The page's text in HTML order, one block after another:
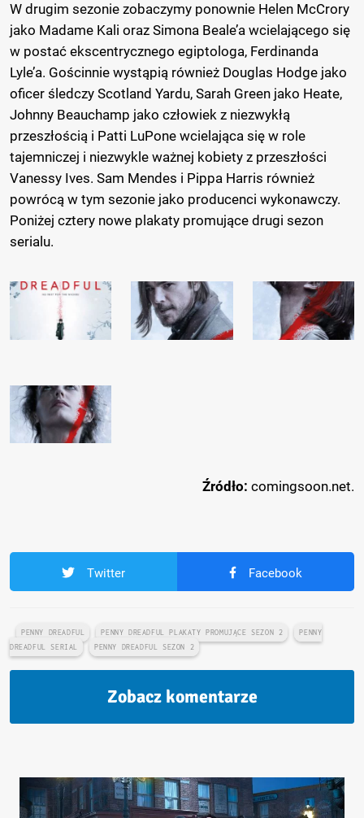
W drugim sezonie zobaczymy ponownie Helen McCrory
jako Madame Kali oraz Simona Beale’a wcielającego się
w postać ekscentrycznego egiptologa, Ferdinanda
Lyle’a. Gościnnie wystąpią również Douglas Hodge jako
oficer śledczy Scotland Yardu, Sarah Green jako Heate,
Johnny Beauchamp jako człowiek z niezwykłą
przeszłością i Patti LuPone wcielająca się w role
tajemniczej i niezwykle ważnej kobiety z przeszłości
Vanessy Ives. Sam Mendes i Pippa Harris również
powrócą w tym sezonie jako producenci wykonawczy.
Poniżej cztery nowe plakaty promujące drugi sezon
serialu.
Źródło: comingsoon.net.
Twitter Facebook
PENNY DREADFUL PENNY DREADFUL PLAKATY PROMUJĄCE SEZON 2
PENNY
DREADFUL SERIAL
PENNY DREADFUL SEZON 2
Zobacz komentarze